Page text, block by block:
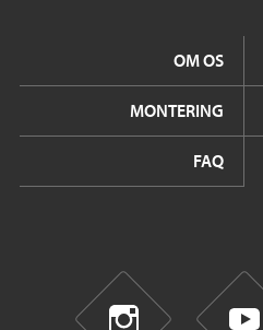
OM OS
MONTERING
FAQ